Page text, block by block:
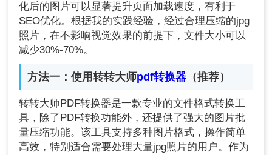
化后的图片可以显著提升页面加载速度，有利于
SEO优化。根据我的实践经验，经过合理压缩的jpg
照片，在不影响视觉效果的前提下，文件大小可以
减少30%-70%。
方法一：使用转转大师pdf转换器 （推荐）
转转大师PDF转换器是一款专业的文件格式转换工
具，除了PDF转换功能外，还提供了强大的图片批
量压缩功能。该工具支持多种图片格式，操作简单
高效，特别适合需要处理大量jpg照片的用户。作为